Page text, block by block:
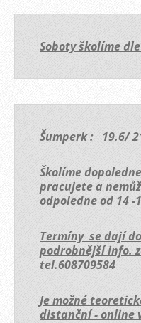
Soboty školíme
Šumperk: 19.6/
Školíme
pracujete a
odpoledne od 14 -
Termíny se dají
podrobnější info.
tel.608709584
Je možné
distanční - online